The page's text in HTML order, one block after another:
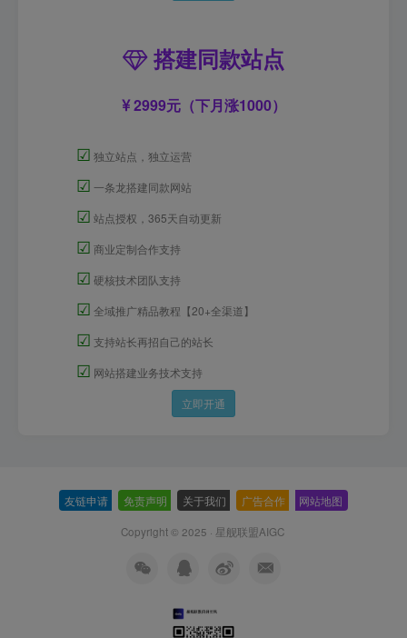
搭建同款站点
2999元（下月涨1000）
☑ 独立站点，独立运营
☑ 一条龙搭建同款网站
☑ 站点授权，365天自动更新
☑ 商业定制合作支持
☑ 硬核技术团队支持
☑ 全域推广精品教程【20+全渠道】
☑ 支持站长再招自己的站长
☑ 网站搭建业务技术支持
立即开通
友链申请 免责声明 关于我们 广告合作 网站地图
Copyright © 2025 · 星舰联盟AIGC